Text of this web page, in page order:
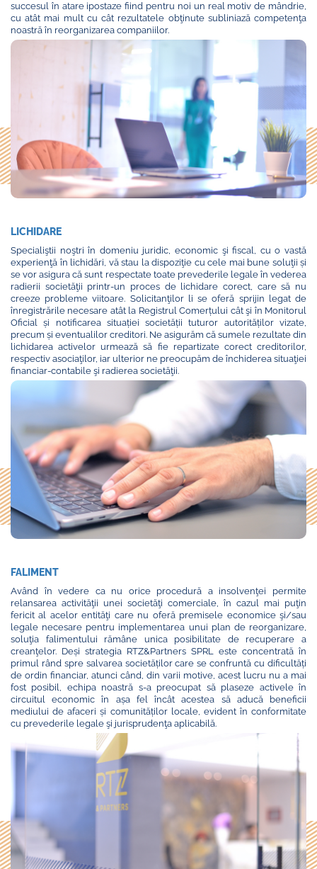
succesul în atare ipostaze fiind pentru noi un real motiv de mândrie,
cu atât mai mult cu cât rezultatele obţinute subliniază competenţa
noastră în reorganizarea companiilor.
LICHIDARE
Specialiştii noştri în domeniu juridic, economic şi fiscal, cu o vastă
experienţă în lichidări, vă stau la dispoziţie cu cele mai bune soluţii și
se vor asigura că sunt respectate toate prevederile legale în vederea
radierii societăţii printr-un proces de lichidare corect, care să nu
creeze probleme viitoare. Solicitanţilor li se oferă sprijin legat de
înregistrările necesare atât la Registrul Comerțului cât şi în Monitorul
Oficial și notificarea situației societății tuturor autorităților vizate,
precum și eventualilor creditori. Ne asigurăm că sumele rezultate din
lichidarea activelor urmează să fie repartizate corect creditorilor,
respectiv asociaţilor, iar ulterior ne preocupăm de închiderea situaţiei
financiar-contabile şi radierea societăţii.
FALIMENT
Având în vedere ca nu orice procedură a insolvenţei permite
relansarea activităţii unei societăţi comerciale, în cazul mai puţin
fericit al acelor entităţi care nu oferă premisele economice şi/sau
legale necesare pentru implementarea unui plan de reorganizare,
soluţia falimentului rămâne unica posibilitate de recuperare a
creanţelor. Deși strategia RTZ&Partners SPRL este concentrată în
primul rând spre salvarea societăților care se confruntă cu dificultăți
de ordin financiar, atunci când, din varii motive, acest lucru nu a mai
fost posibil, echipa noastră s-a preocupat să plaseze activele în
circuitul economic în așa fel încât acestea să aducă beneficii
mediului de afaceri și comunităților locale, evident în conformitate
cu prevederile legale şi jurisprudenţa aplicabilă.